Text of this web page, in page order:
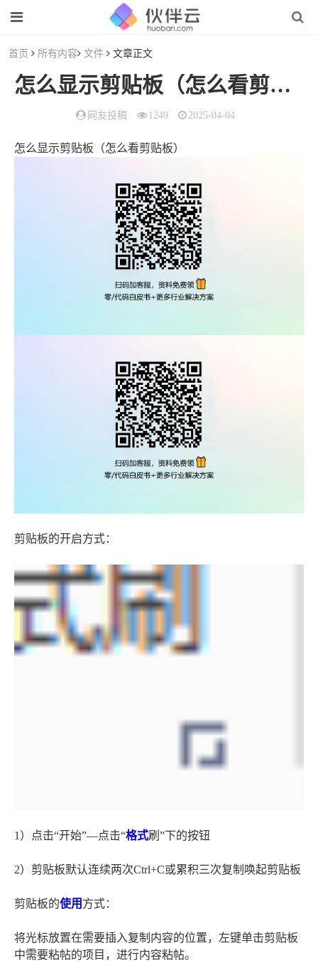
首页 所有内容 文件 文章正文
怎么显示剪贴板（怎么看剪贴板）
网友投稿 1249 2025-04-04
怎么显示剪贴板（怎么看剪贴板）
剪贴板的开启方式：
1）点击“开始”—点击“格式刷”下的按钮
2）剪贴板默认连续两次Ctrl+C或累积三次复制唤起剪贴板
剪贴板的使用 方式：
将光标放置在需要插入复制内容的位置，左键单击剪贴板
中需要粘帖的项目，进行内容粘帖。